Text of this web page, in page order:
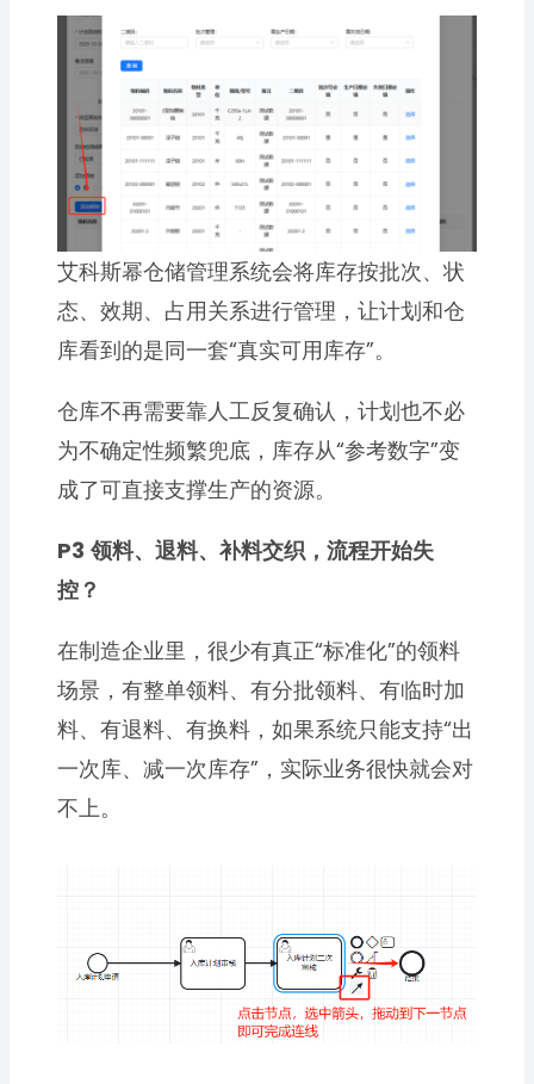
艾科斯幂仓储管理系统会将库存按批次、状
态、效期、占用关系进行管理，让计划和仓
库看到的是同一套“真实可用库存”。
仓库不再需要靠人工反复确认，计划也不必
为不确定性频繁兜底，库存从“参考数字”变
成了可直接支撑生产的资源。
P3 领料、退料、补料交织，流程开始失
控？
在制造企业里，很少有真正“标准化”的领料
场景，有整单领料、有分批领料、有临时加
料、有退料、有换料，如果系统只能支持“出
一次库、减一次库存”，实际业务很快就会对
不上。